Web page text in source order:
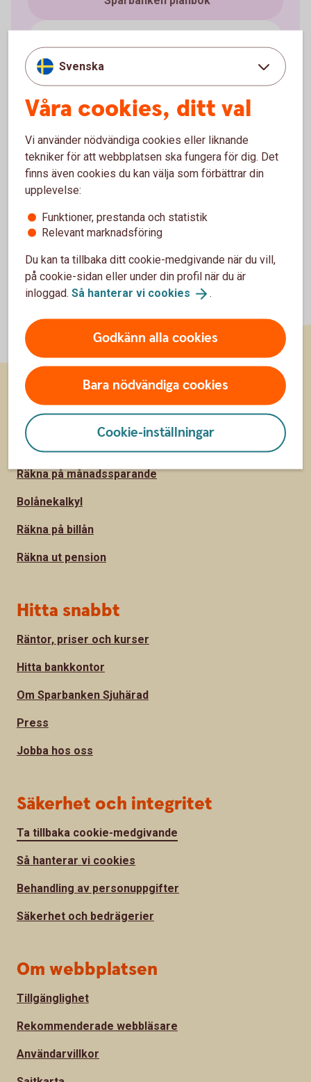
Swatch Pay
Tapster
Svenska
Våra cookies, ditt val
Vi använder nödvändiga cookies eller liknande
tekniker för att webbplatsen ska fungera för dig. Det
finns även cookies du kan välja som förbättrar din
upplevelse:
Funktioner, prestanda och statistik
Relevant marknadsföring
Du kan ta tillbaka ditt cookie-medgivande när du vill,
på cookie-sidan eller under din profil när du är
inloggad. Så hanterar vi cookies .
Godkänn alla cookies
Bara nödvändiga cookies
Cookie-inställningar
Sidfot
Räkna
Räkna på ränta på ränta
Räkna på månadssparande
Bolånekalkyl
Räkna på billån
Räkna ut pension
Hitta snabbt
Räntor, priser och kurser
Hitta bankkontor
Om Sparbanken Sjuhärad
Press
Jobba hos oss
Säkerhet och integritet
Ta tillbaka cookie-medgivande
Så hanterar vi cookies
Behandling av personuppgifter
Säkerhet och bedrägerier
Om webbplatsen
Tillgänglighet
Rekommenderade webbläsare
Användarvillkor